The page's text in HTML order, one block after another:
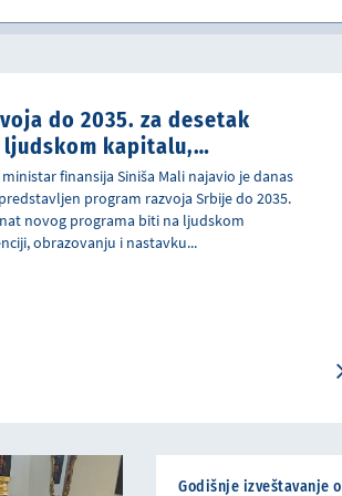
do 2035. za desetak
ljudskom kapitalu,
i obrazovanju
finansija Siniša Mali najavio je danas
program razvoja Srbije do 2035.
novog programa biti na ljudskom
obrazovanju i nastavku...
Godišnje izveštavanje o